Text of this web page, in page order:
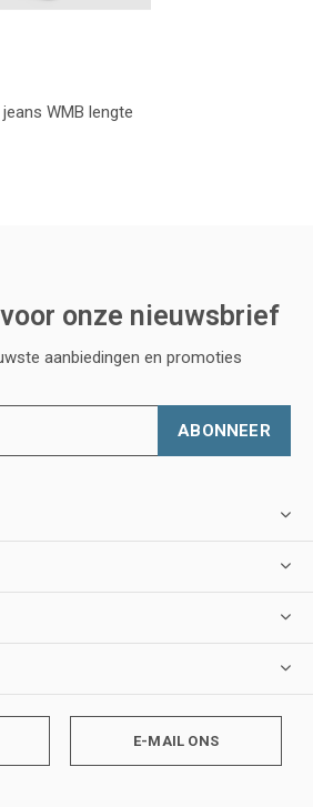
WMB lengte
onze nieuwsbrief
aanbiedingen en promoties
ABONNEER
E-MAIL ONS